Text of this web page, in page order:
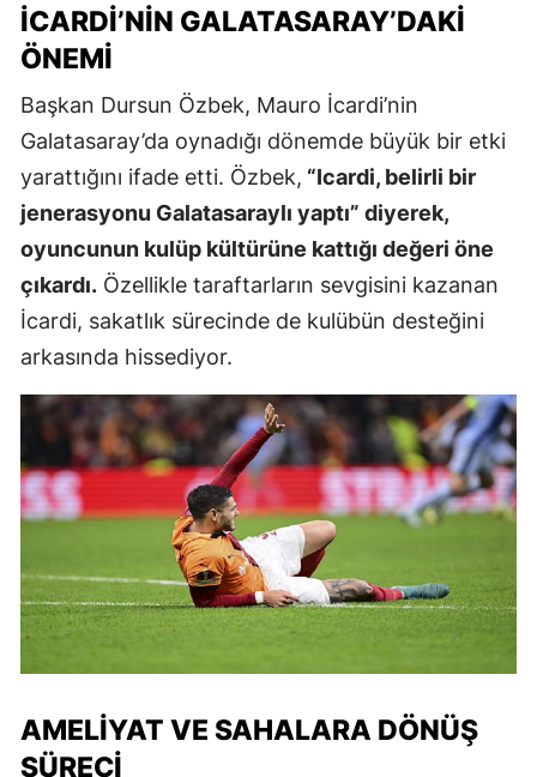
İCARDI’NIN GALATASARAY’DAKI
ÖNEMI
Başkan Dursun Özbek, Mauro İcardi’nin
Galatasaray’da oynadığı dönemde büyük bir etki
yarattığını ifade etti. Özbek, “Icardi, belirli bir
jenerasyonu Galatasaraylı yaptı” diyerek,
oyuncunun kulüp kültürüne kattığı değeri öne
çıkardı. Özellikle taraftarların sevgisini kazanan
İcardi, sakatlık sürecinde de kulübün desteğini
arkasında hissediyor.
AMELIYAT VE SAHALARA DÖNÜŞ
SÜRECI